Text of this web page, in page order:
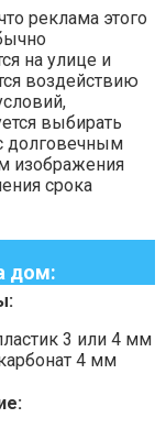
реклама этого
на улице и
воздействию
выбирать
долговечным
изображения
срока
дом:
3 или 4 мм
4 мм